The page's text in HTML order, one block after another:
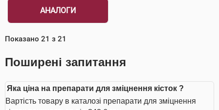
АНАЛОГИ
Показано 21 з 21
Поширені запитання
Яка ціна на препарати для зміцнення кісток ?
Вартість товару в каталозі препарати для зміцнення